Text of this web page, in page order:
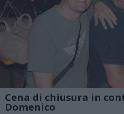
Cena di chiusura in
Domenico